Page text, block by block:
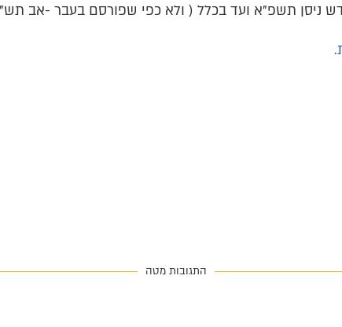
ניסן תשפ"א ועד בכלל ( ולא כפי שפורסם בעבר -אב
התגובות מטה